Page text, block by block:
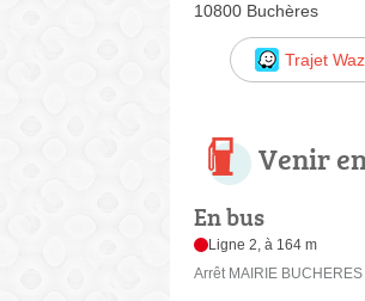
10800 Buchères
Trajet
Venir
En bus
Ligne 2, à 164 m
Arrêt MAIRIE